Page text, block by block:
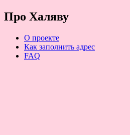
Про Халяву
О проекте
Как заполнить адрес
FAQ